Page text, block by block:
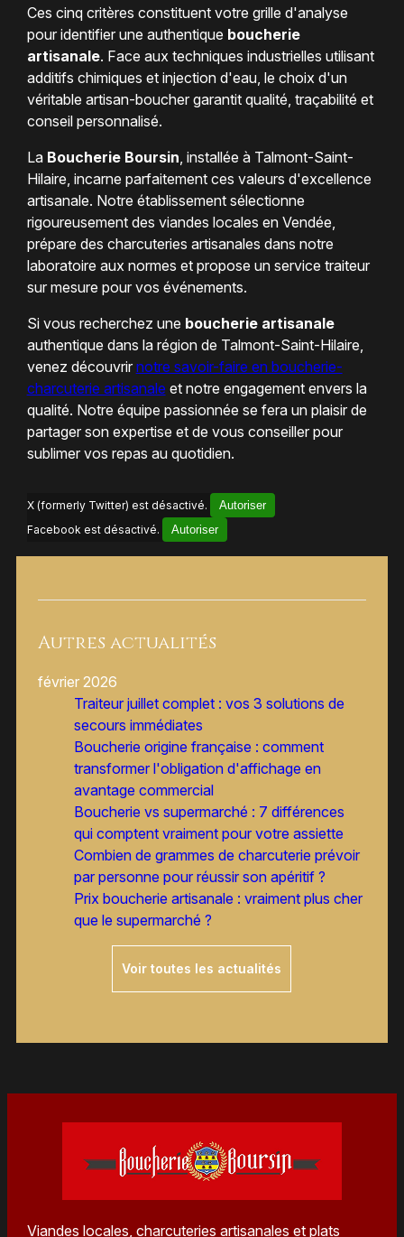
Ces cinq critères constituent votre grille d'analyse
pour identifier une authentique boucherie
artisanale. Face aux techniques industrielles utilisant
additifs chimiques et injection d'eau, le choix d'un
véritable artisan-boucher garantit qualité, traçabilité et
conseil personnalisé.
La Boucherie Boursin, installée à Talmont-Saint-
Hilaire, incarne parfaitement ces valeurs d'excellence
artisanale. Notre établissement sélectionne
rigoureusement des viandes locales en Vendée,
prépare des charcuteries artisanales dans notre
laboratoire aux normes et propose un service traiteur
sur mesure pour vos événements.
Si vous recherchez une boucherie artisanale
authentique dans la région de Talmont-Saint-Hilaire,
venez découvrir notre savoir-faire en boucherie-
charcuterie artisanale et notre engagement envers la
qualité. Notre équipe passionnée se fera un plaisir de
partager son expertise et de vous conseiller pour
sublimer vos repas au quotidien.
X (formerly Twitter) est désactivé.
Autoriser
Facebook est désactivé.
Autoriser
Autres actualités
février 2026
Traiteur juillet complet : vos 3 solutions de
secours immédiates
Boucherie origine française : comment
transformer l'obligation d'affichage en
avantage commercial
Boucherie vs supermarché : 7 différences
qui comptent vraiment pour votre assiette
Combien de grammes de charcuterie prévoir
par personne pour réussir son apéritif ?
Prix boucherie artisanale : vraiment plus cher
que le supermarché ?
Voir toutes les actualités
Viandes locales, charcuteries artisanales et plats